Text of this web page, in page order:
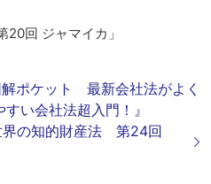
回 ジャマイカ」
ポケット 最新会社法がよく
い会社法超入門！』
の知的財産法 第24回